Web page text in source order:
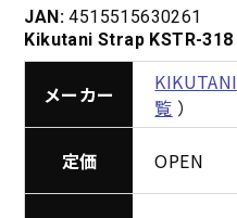
JAN: 4515515630261
Kikutani Strap KSTR-318
メーカー KIKUTANI
覧 ）
定価 OPEN